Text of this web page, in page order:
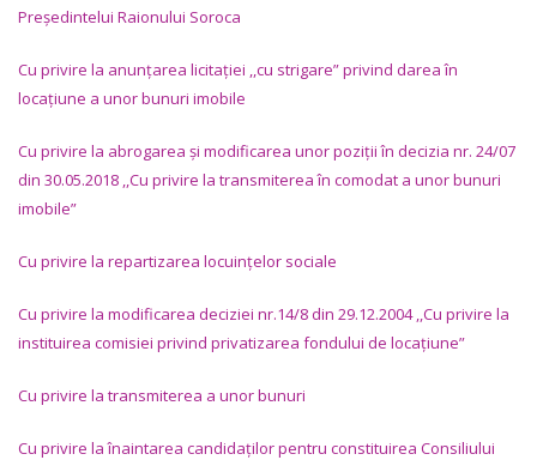
Președintelui Raionului Soroca
Cu privire la anunțarea licitației ,,cu strigare” privind darea în
locațiune a unor bunuri imobile
Cu privire la abrogarea și modificarea unor poziții în decizia nr. 24/07
din 30.05.2018 ,,Cu privire la transmiterea în comodat a unor bunuri
imobile”
Cu privire la repartizarea locuințelor sociale
Cu privire la modificarea deciziei nr.14/8 din 29.12.2004 ,,Cu privire la
instituirea comisiei privind privatizarea fondului de locațiune”
Cu privire la transmiterea a unor bunuri
Cu privire la înaintarea candidaților pentru constituirea Consiliului